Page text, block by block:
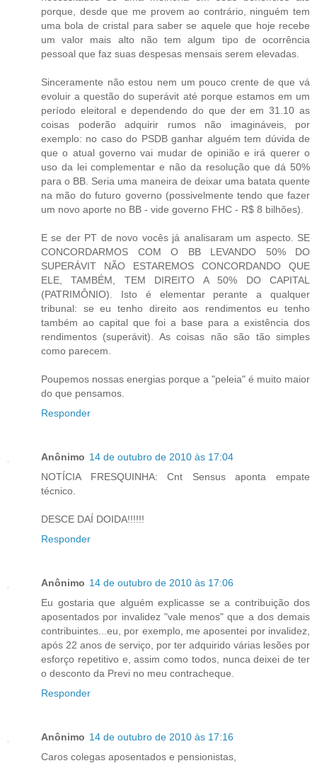
porque, desde que me provem ao contrário, ninguém tem
uma bola de cristal para saber se aquele que hoje recebe
um valor mais alto não tem algum tipo de ocorrência
pessoal que faz suas despesas mensais serem elevadas.
Sinceramente não estou nem um pouco crente de que vá
evoluir a questão do superávit até porque estamos em um
período eleitoral e dependendo do que der em 31.10 as
coisas poderão adquirir rumos não imagináveis, por
exemplo: no caso do PSDB ganhar alguém tem dúvida de
que o atual governo vai mudar de opinião e irá querer o
uso da lei complementar e não da resolução que dá 50%
para o BB. Seria uma maneira de deixar uma batata quente
na mão do futuro governo (possivelmente tendo que fazer
um novo aporte no BB - vide governo FHC - R$ 8 bilhões).
E se der PT de novo vocês já analisaram um aspecto. SE
CONCORDARMOS COM O BB LEVANDO 50% DO
SUPERÁVIT NÃO ESTAREMOS CONCORDANDO QUE
ELE, TAMBÉM, TEM DIREITO A 50% DO CAPITAL
(PATRIMÔNIO). Isto é elementar perante a qualquer
tribunal: se eu tenho direito aos rendimentos eu tenho
também ao capital que foi a base para a existência dos
rendimentos (superávit). As coisas não são tão simples
como parecem.
Poupemos nossas energias porque a "peleia" é muito maior
do que pensamos.
Responder
Anônimo 14 de outubro de 2010 às 17:04
NOTÍCIA FRESQUINHA: Cnt Sensus aponta empate
técnico.
DESCE DAÍ DOIDA!!!!!!
Responder
Anônimo 14 de outubro de 2010 às 17:06
Eu gostaria que alguém explicasse se a contribuição dos
aposentados por invalidez "vale menos" que a dos demais
contribuintes...eu, por exemplo, me aposentei por invalidez,
após 22 anos de serviço, por ter adquirido várias lesões por
esforço repetitivo e, assim como todos, nunca deixei de ter
o desconto da Previ no meu contracheque.
Responder
Anônimo 14 de outubro de 2010 às 17:16
Caros colegas aposentados e pensionistas,